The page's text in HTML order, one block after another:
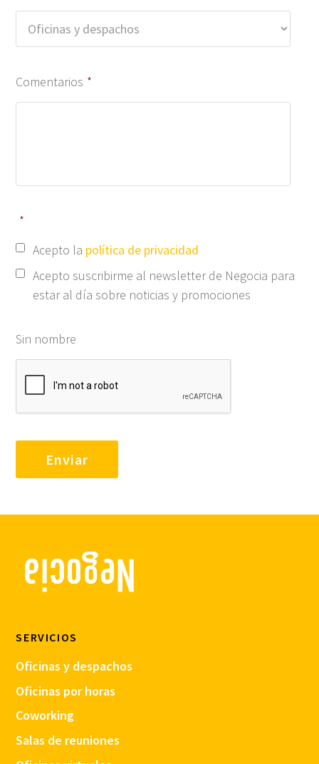
Comentarios *
*
Acepto la política de privacidad
Acepto suscribirme al newsletter de Negocia para
estar al día sobre noticias y promociones
Sin nombre
SERVICIOS
Oficinas y despachos
Oficinas por horas
Coworking
Salas de reuniones